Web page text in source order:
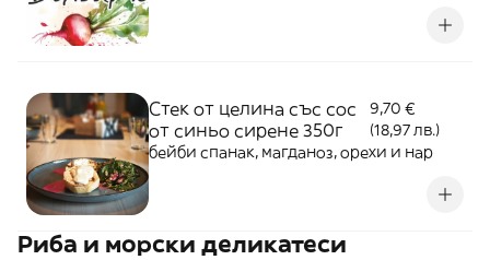
Стек от целина със сос
от синьо сирене 350г
9,70 €
(18,97 лв.)
бейби спанак, магданоз, орехи и нар
Риба и морски деликатеси